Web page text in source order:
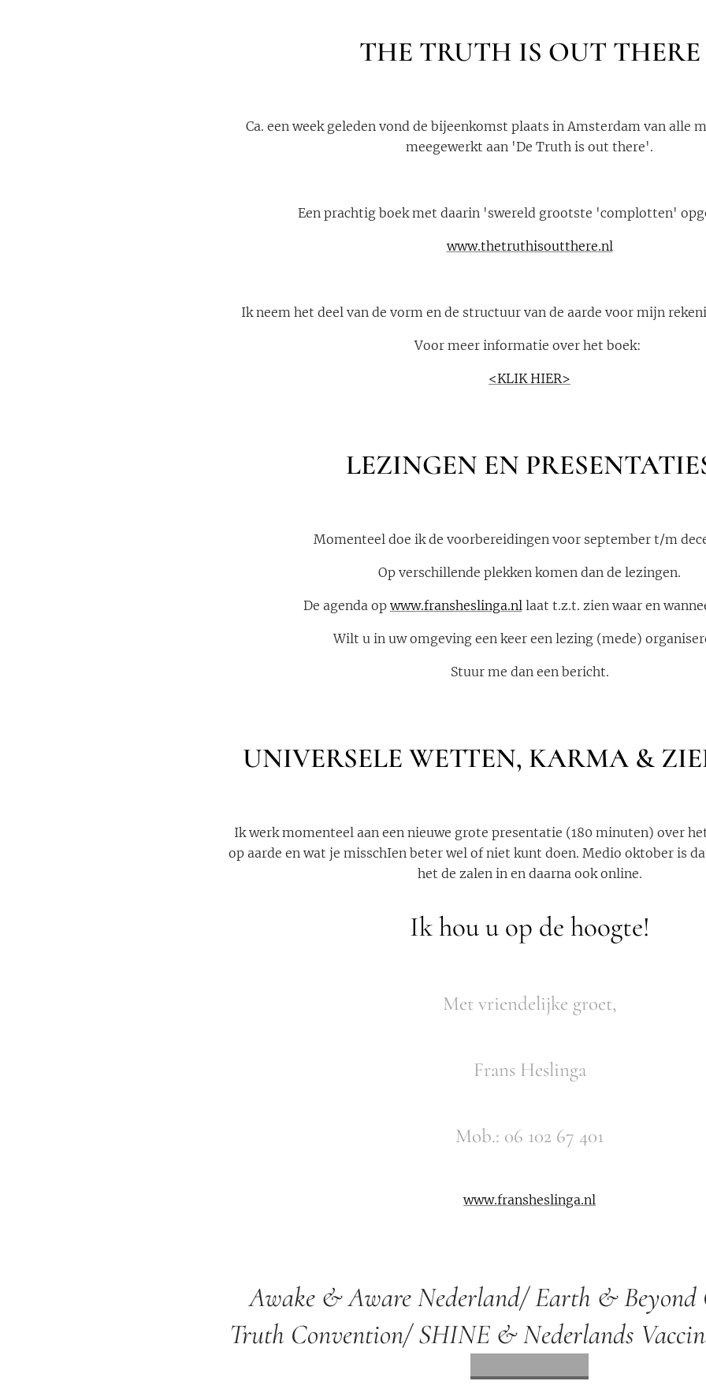
THE TRUTH IS OUT THERE
Ca. een week geleden vond de bijeenkomst plaats in Amsterdam van alle
meegewerkt aan 'De Truth is out there'.
Een prachtig boek met daarin 'swereld grootste 'complotten'
www.thetruthisoutthere.nl
Ik neem het deel van de vorm en de structuur van de aarde voor mijn
Voor meer informatie over het boek:
<KLIK HIER>
LEZINGEN EN
Momenteel doe ik de voorbereidingen voor september t/m
Op verschillende plekken komen dan de lezingen.
De agenda op www.fransheslinga.nl laat t.z.t. zien waar en
Wilt u in uw omgeving een keer een lezing (mede)
Stuur me dan een bericht.
UNIVERSELE WETTEN, KARMA &
Ik werk momenteel aan een nieuwe grote presentatie (180 minuten) over
op aarde en wat je misschIen beter wel of niet kunt doen. Medio oktober is
het de zalen in en daarna ook online.
Ik hou u op de hoogte!
Met vriendelijke groet,
Frans Heslinga
Mob.: 06 102 67 401
www.fransheslinga.nl
Awake & Aware Nederland/ Earth & Beyond
Truth Convention/ SHINE & Nederlands